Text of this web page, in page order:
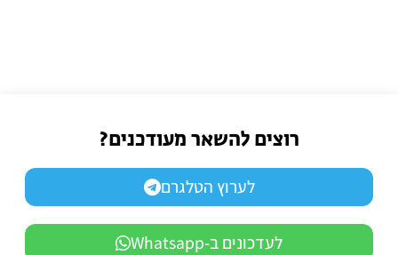
רוצים להשאר מעודכנים?
לערוץ הטלגרם
לעדכונים ב-Whatsapp